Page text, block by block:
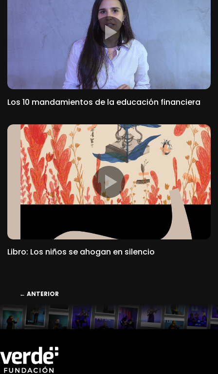
Los 10 mandamientos de la educación financiera
Libro: Los niños se ahogan en silencio
← ANTERIOR